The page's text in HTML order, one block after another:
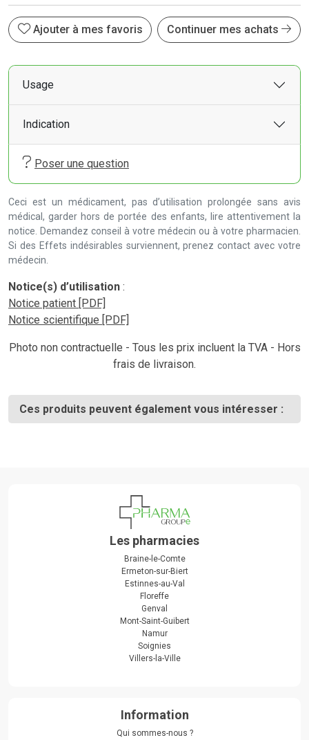
Ajouter à mes favoris Continuer mes achats
Usage
Indication
Poser une question
Ceci est un médicament, pas d’utilisation prolongée sans avis
médical, garder hors de portée des enfants, lire attentivement la
notice. Demandez conseil à votre médecin ou à votre pharmacien.
Si des Effets indésirables surviennent, prenez contact avec votre
médecin.
Notice(s) d’utilisation :
Notice patient [PDF]
Notice scientifique [PDF]
Photo non contractuelle - Tous les prix incluent la TVA - Hors
frais de livraison.
Ces produits peuvent également vous intéresser :
Les pharmacies
Braine-le-Comte
Ermeton-sur-Biert
Estinnes-au-Val
Floreffe
Genval
Mont-Saint-Guibert
Namur
Soignies
Villers-la-Ville
Information
Qui sommes-nous ?